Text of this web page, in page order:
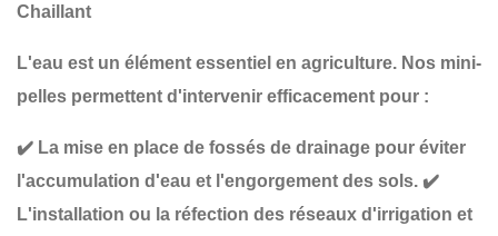
Chaillant
L'eau est un élément essentiel en agriculture. Nos mini-
pelles permettent d'intervenir efficacement pour :
✔️ La mise en place de fossés de drainage pour éviter
l'accumulation d'eau et l'engorgement des sols. ✔️
L'installation ou la réfection des réseaux d'irrigation et